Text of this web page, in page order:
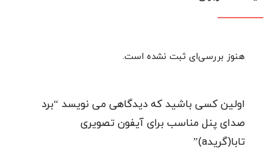
هنوز بررسی‌ای ثبت نشده است.
اولین کسی باشید که دیدگاهی می نویسد “برد
صدای پنل مناسب برای آیفون تصویری
تابا(گریدa)”